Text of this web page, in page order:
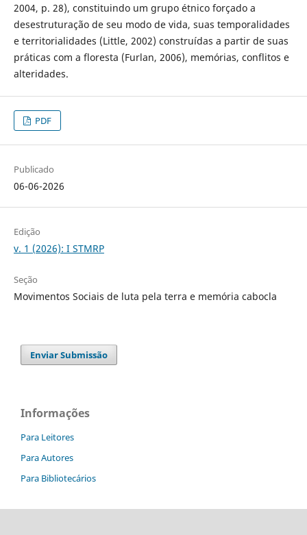
2004, p. 28), constituindo um grupo étnico forçado a
desestruturação de seu modo de vida, suas temporalidades
e territorialidades (Little, 2002) construídas a partir de suas
práticas com a floresta (Furlan, 2006), memórias, conflitos e
alteridades.
PDF
Publicado
06-06-2026
Edição
v. 1 (2026): I STMRP
Seção
Movimentos Sociais de luta pela terra e memória cabocla
Enviar Submissão
Informações
Para Leitores
Para Autores
Para Bibliotecários